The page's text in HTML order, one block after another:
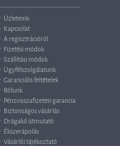
Üzleteink
Kapcsolat
A regisztrációról
Fizetési módok
Szállítási módok
Ügyfélszolgálatunk
Garanciális feltételek
Rólunk
Pénzvisszafizetési garancia
Biztonságos vásárlás
Drágakő útmutató
Ékszerápolás
Vásárlói tájékoztató